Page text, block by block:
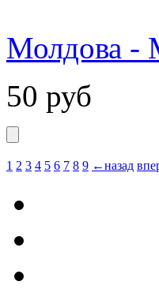
Молдова -
50 руб
1 2 3 4 5 6 7 8 9 ←назад